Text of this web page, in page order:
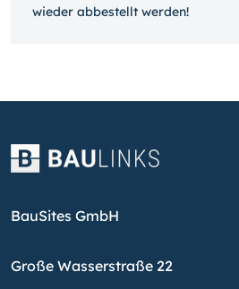
wieder ab­bestellt werden!
BauSites GmbH
Große Wasserstraße 22